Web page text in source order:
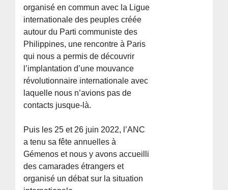
organisé en commun avec la Ligue
internationale des peuples créée
autour du Parti communiste des
Philippines, une rencontre à Paris
qui nous a permis de découvrir
l’implantation d’une mouvance
révolutionnaire internationale avec
laquelle nous n’avions pas de
contacts jusque-là.
Puis les 25 et 26 juin 2022, l’ANC
a tenu sa fête annuelles à
Gémenos et nous y avons accueilli
des camarades étrangers et
organisé un débat sur la situation